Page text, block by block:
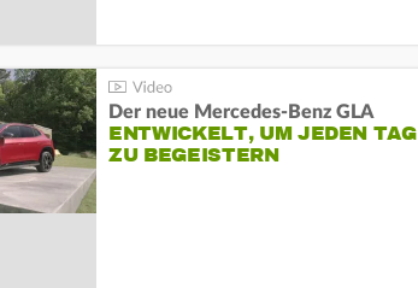
Der neue Mercedes-Benz GLA
ENTWICKELT, UM JEDEN TAG
ZU BEGEISTERN